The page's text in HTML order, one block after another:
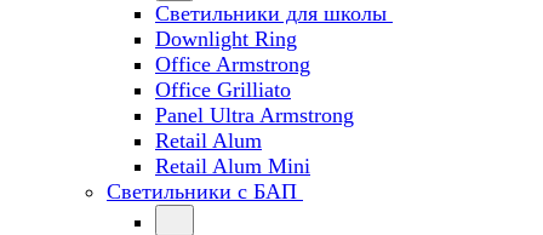
Светильники для школы
Downlight Ring
Office Armstrong
Office Grilliato
Panel Ultra Armstrong
Retail Alum
Retail Alum Mini
Светильники с БАП